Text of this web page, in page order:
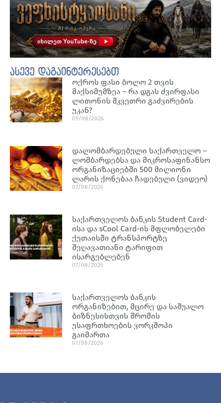
ასევე დაგაინტერესებთ
ოქროს ფასი ბოლო 2 თვის
მაქსიმუმზეა – რა დგას ძვირფასი
ლითონის მკვეთრი გაძვირების
უკან?
09/08/2026
დალომბარდებული საქართველო –
ლომბარდებსა და მიკროსაფინანსო
ორგანიზაციებში 500 მილიონი
ლარის ქონებაა ჩადებული (ვიდეო)
07/08/2026
საქართველოს ბანკის Student Card-
ისა და sCool Card-ის მფლობელები
ქუთაისში ტრანსპორტზე
შეღავათიანი ტარიფით
ისარგებლებენ
07/08/2026
საქართველოს ბანკის
ორგანიზებით, მცირე და საშუალო
ბიზნესისთვის შრომის
უსაფრთხოების ვორკშოპი
გაიმართა
07/08/2026